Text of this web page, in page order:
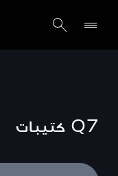
Q7 كتيبات Q7